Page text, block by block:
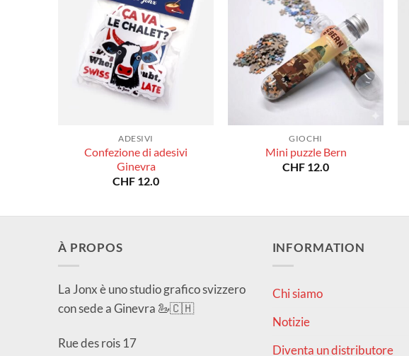
ADESIVI
Confezione di adesivi
Ginevra
CHF 12.0
GIOCHI
Mini puzzle Bern
CHF 12.0
À PROPOS
La Jonx è uno studio grafico svizzero
con sede a Ginevra 🦢🇨🇭
Rue des rois 17
INFORMATION
Chi siamo
Notizie
Diventa un distributore